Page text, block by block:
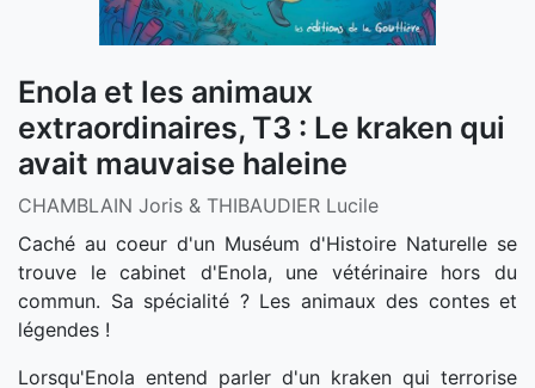
Enola et les animaux
extraordinaires, T3 : Le kraken qui
avait mauvaise haleine
CHAMBLAIN Joris & THIBAUDIER Lucile
Caché au coeur d'un Muséum d'Histoire Naturelle se
trouve le cabinet d'Enola, une vétérinaire hors du
commun. Sa spécialité ? Les animaux des contes et
légendes !
Lorsqu'Enola entend parler d'un kraken qui terrorise